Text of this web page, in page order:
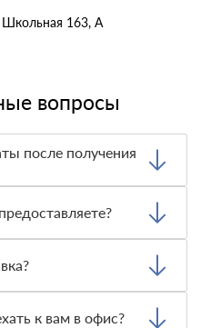
163, А
вопросы
после получения
При этом, если
качества, то
а также товарно-
деталей заказа.
к вам в офис?